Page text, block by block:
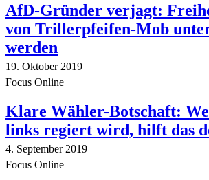
AfD-Gründer verjagt:
von Trillerpfeifen-Mob
werden
19. Oktober 2019
Focus Online
Klare Wähler-Botschaft:
links regiert wird, hilft das
4. September 2019
Focus Online